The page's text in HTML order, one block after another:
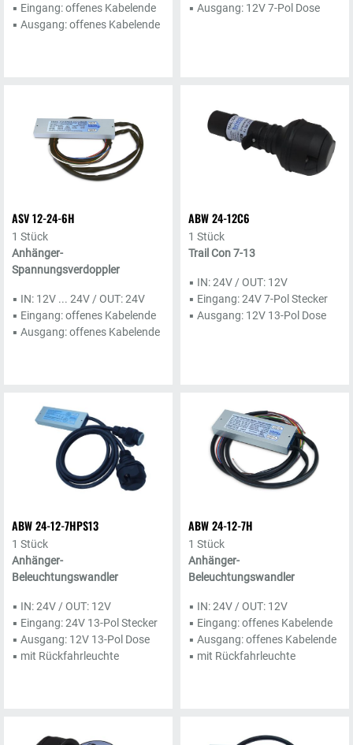
▪ Eingang: offenes Kabelende
▪ Ausgang: offenes Kabelende
▪ Ausgang: 12V 7-Pol Dose
ASV 12-24-6H
1 Stück
Anhänger-
Spannungsverdoppler
▪ IN: 12V ... 24V / OUT: 24V
▪ Eingang: offenes Kabelende
▪ Ausgang: offenes Kabelende
ABW 24-12C6
1 Stück
Trail Con 7-13
▪ IN: 24V / OUT: 12V
▪ Eingang: 24V 7-Pol Stecker
▪ Ausgang: 12V 13-Pol Dose
ABW 24-12-7HPS13
1 Stück
Anhänger-
Beleuchtungswandler
▪ IN: 24V / OUT: 12V
▪ Eingang: 24V 13-Pol Stecker
▪ Ausgang: 12V 13-Pol Dose
▪ mit Rückfahrleuchte
ABW 24-12-7H
1 Stück
Anhänger-
Beleuchtungswandler
▪ IN: 24V / OUT: 12V
▪ Eingang: offenes Kabelende
▪ Ausgang: offenes Kabelende
▪ mit Rückfahrleuchte